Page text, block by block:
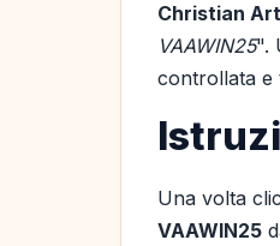
Christian
VAAWIN25".
controllata e
Una volta
VAAWIN25